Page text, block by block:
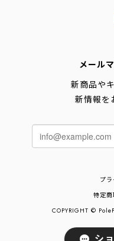
メール
新商品や
新情報を
プ
特定
COPYRIGHT ©